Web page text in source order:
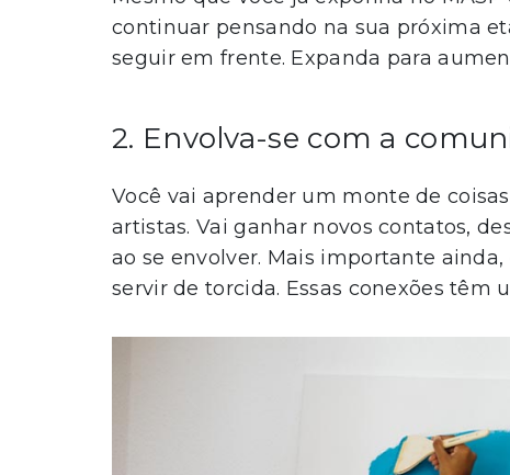
continuar pensando na sua próxima
seguir em frente. Expanda para
2. Envolva-se com a
Você vai aprender um monte de
artistas. Vai ganhar novos contatos,
ao se envolver. Mais importante
servir de torcida. Essas conexões têm